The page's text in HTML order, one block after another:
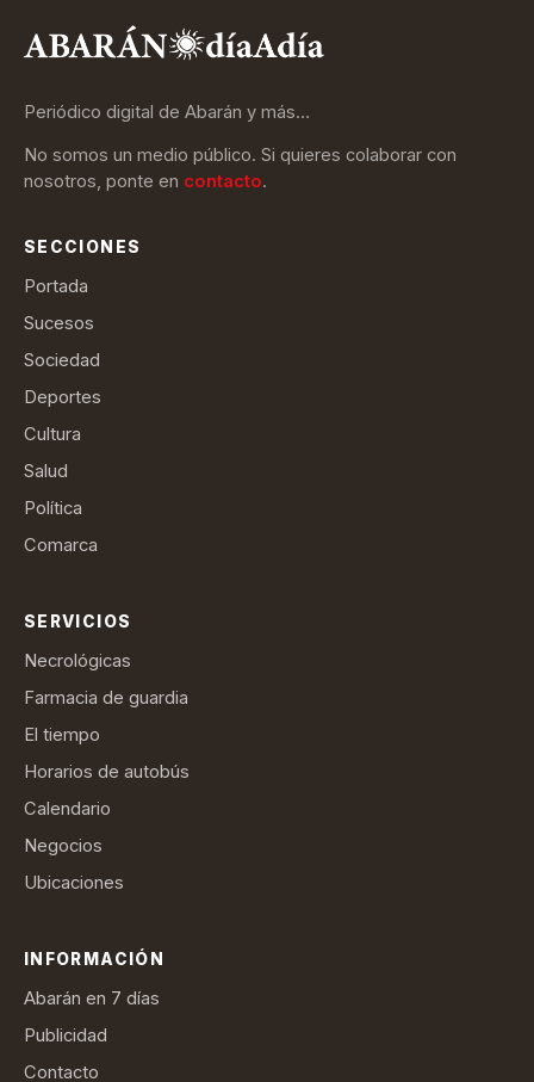
Periódico digital de Abarán y más…
No somos un medio público. Si quieres colaborar con
nosotros, ponte en contacto.
SECCIONES
Portada
Sucesos
Sociedad
Deportes
Cultura
Salud
Política
Comarca
SERVICIOS
Necrológicas
Farmacia de guardia
El tiempo
Horarios de autobús
Calendario
Negocios
Ubicaciones
INFORMACIÓN
Abarán en 7 días
Publicidad
Contacto